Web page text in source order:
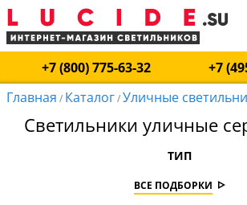
+7 (800) 775-63-32
+7
Главная / Каталог/Уличные
Светильники уличные
ТИП
ВСЕ ПОДБОРКИ